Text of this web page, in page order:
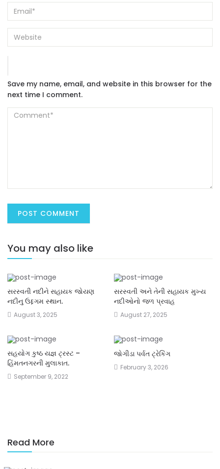
Save my name, email, and website in this browser for the
next time I comment.
You may also like
સરસ્વતી નદીને સહાયક જોયણ
નદીનુ ઉદ્દગમ સ્થાન.
August 3, 2025
સરસ્વતી અને તેની સહાયક મુખ્ય
નદીઓનો જળ પ્રવાહ
August 27, 2025
સહયોગ કુષ્ઠ યજ્ઞ ટ્રસ્ટ –
હિંમતનગરની મુલાકાત.
September 9, 2022
જોગીડા પર્વત ટ્રેકિંગ
February 3, 2026
Read More